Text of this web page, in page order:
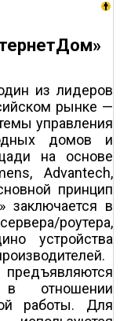
из лидеров
рынке —
управления
домов и
на основе
Advantech,
принцип
заключается в
роутера,
устройства
в отношении
работы. Для